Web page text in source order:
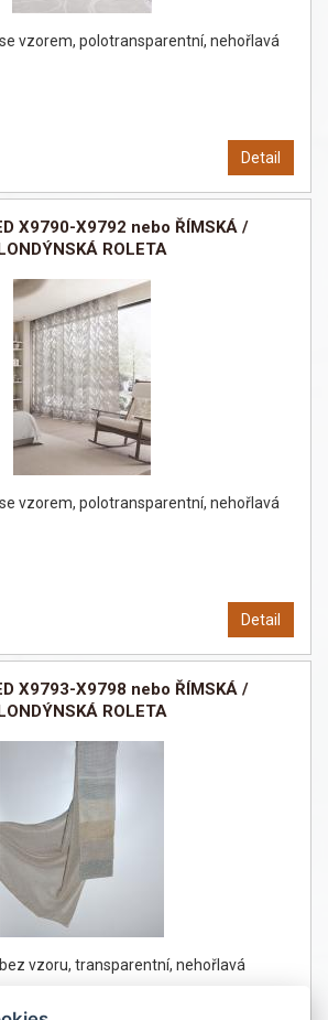
vzorem, polotransparentní, nehořlavá
Detail
X9790-X9792 nebo ŘÍMSKÁ /
ROLETA
vzorem, polotransparentní, nehořlavá
Detail
X9793-X9798 nebo ŘÍMSKÁ /
ROLETA
vzoru, transparentní, nehořlavá